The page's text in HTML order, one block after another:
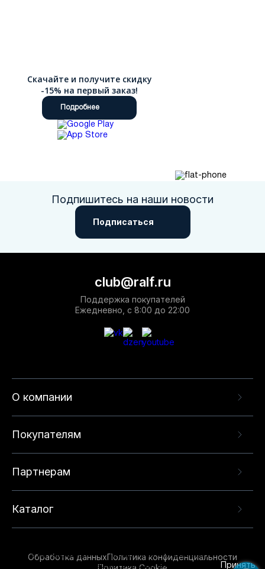
Скачайте и получите скидку
-15% на первый заказ!
Подробнее
Подпишитесь на наши новости
Подписаться
О компании
Покупателям
Партнерам
Каталог
club@ralf.ru
Поддержка покупателей
Ежедневно, с 8:00 до 22:00
Обработка данныхПолитика конфиденциальности
опыта на нашем сайте. Продолжая использовать
данный сайт, вы соглашаетесь с использованием
Принять